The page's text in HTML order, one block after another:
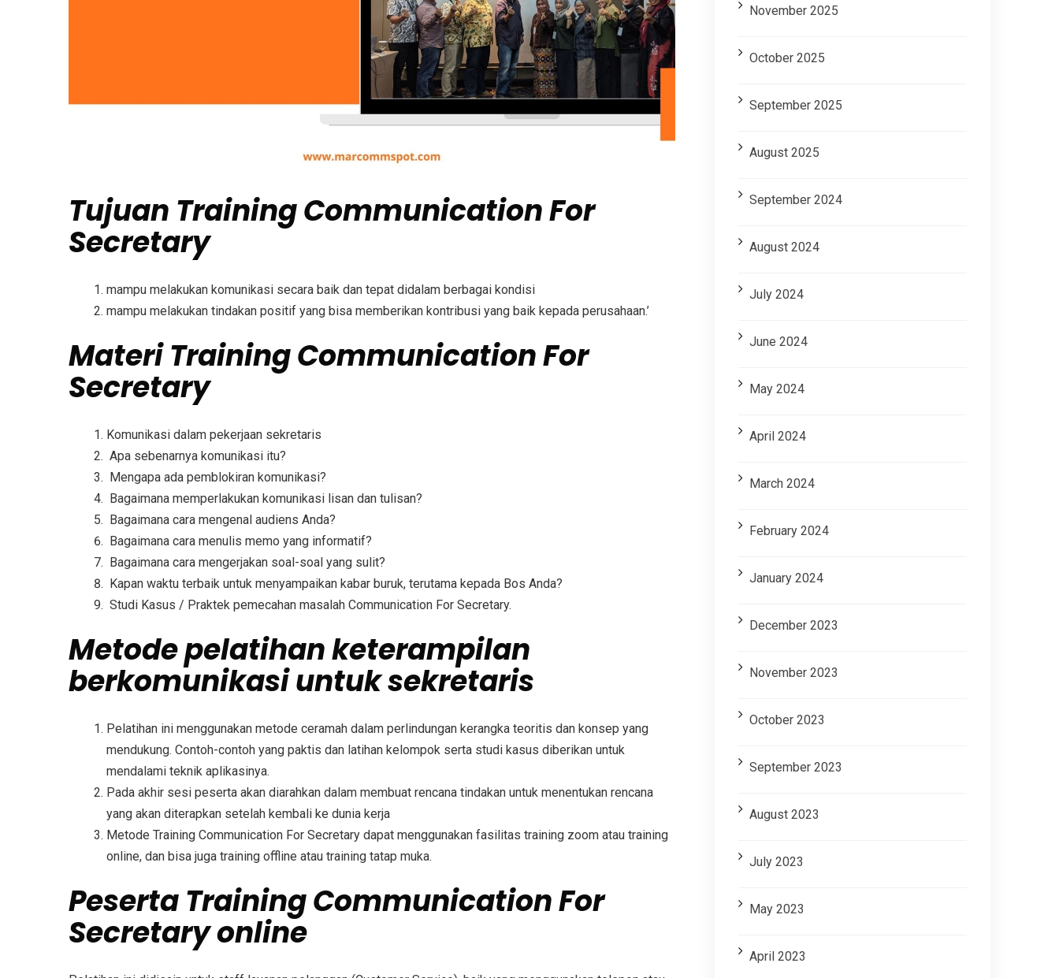
Tujuan Training Communication For
Secretary
mampu melakukan komunikasi secara baik dan tepat didalam berbagai kondisi
mampu melakukan tindakan positif yang bisa memberikan kontribusi yang baik kepada perusahaan.’
MateriTraining Communication For
Secretary
Komunikasi dalam pekerjaan sekretaris
Apa sebenarnya komunikasi itu?
Mengapa ada pemblokiran komunikasi?
Bagaimana memperlakukan komunikasi lisan dan tulisan?
Bagaimana cara mengenal audiens Anda?
Bagaimana cara menulis memo yang informatif?
Bagaimana cara mengerjakan soal-soal yang sulit?
Kapan waktu terbaik untuk menyampaikan kabar buruk, terutama kepada Bos Anda?
Studi Kasus / Praktek pemecahan masalah Communication For Secretary.
Metodepelatihan keterampilan
berkomunikasi untuk sekretaris
Pelatihan ini menggunakan metode ceramah dalam perlindungan kerangka teoritis dan konsep yang
mendukung. Contoh-contoh yang paktis dan latihan kelompok serta studi kasus diberikan untuk
mendalami teknik aplikasinya.
Pada akhir sesi peserta akan diarahkan dalam membuat rencana tindakan untuk menentukan rencana
yang akan diterapkan setelah kembali ke dunia kerja
Metode Training Communication For Secretary dapat menggunakan fasilitas training zoom atau training
online, dan bisa juga training offline atau training tatap muka.
PesertaTraining Communication For
Secretaryonline
November 2025
October 2025
September 2025
August 2025
September 2024
August 2024
July 2024
June 2024
May 2024
April 2024
March 2024
February 2024
January 2024
December 2023
November 2023
October 2023
September 2023
August 2023
July 2023
May 2023
April 2023